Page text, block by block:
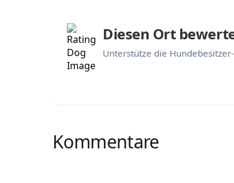
Diesen Ort
Unterstütze die
Kommentare